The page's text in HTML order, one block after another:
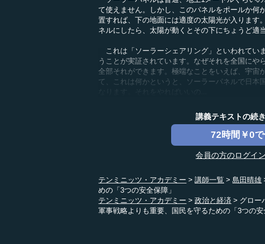
て使えません。しかし、このパネルをポールか何
置すれば、下の地面には適度の太陽光が入ります
ネルにしたら、太陽が動くとその下にちょうど適
これは「ソーラーシェアリング」といわれてい
うことが実証されています。なぜそれを全国にや
全部それができます。極端なことをいえば、宇宙
て、これは何かというと、ソーラーパネルで日本
講義テキストの続
72時間￥0
会員の方のログイ
テンミニッツ・アカデミー 講師一覧 島田晴雄
めの「3つの安全保障」
テンミニッツ・アカデミー
政治と経済
グロー
軍事戦略よりも重要、国民を守るための「3つの安